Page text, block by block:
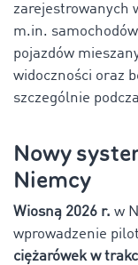
zarejestrowanych
m.in.
pojazdów
widoczności oraz
szczególnie
Nowy
Niemcy
Wiosną 2026 r. w
wprowadzenie
ciężarówek w